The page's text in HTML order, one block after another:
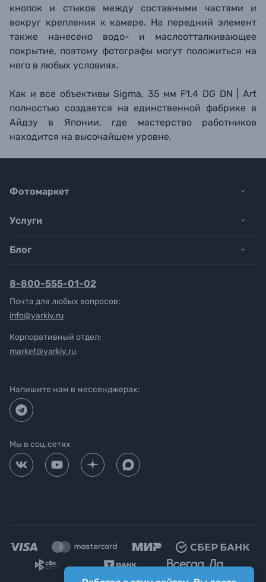
кнопок и стыков между составными частями и
вокруг крепления к камере. На передний элемент
также нанесено водо- и маслоотталкивающее
покрытие, поэтому фотографы могут положиться на
него в любых условиях.
Как и все объективы Sigma, 35 мм F1.4 DG DN | Art
полностью создается на единственной фабрике в
Айдзу в Японии, где мастерство работников
находится на высочайшем уровне.
Фотомаркет
Услуги
Блог
8-800-555-01-02
Почта для любых вопросов:
info@yarkiy.ru
Корпоративный отдел:
market@yarkiy.ru
Напишите нам в мессенджерах:
Мы в соц.сетях